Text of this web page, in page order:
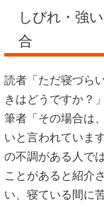
しびれ・強
合
読者「ただ寝づら
きはどうですか？」
筆者「その場合は
いと言われていま
の不調がある人で
ことがあると紹介
い、寝ている間に